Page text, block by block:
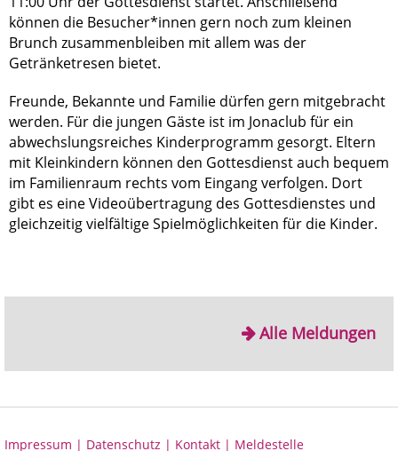
können die Besucher*innen gern noch zum kleinen
Brunch zusammenbleiben mit allem was der
Getränketresen bietet.
Freunde, Bekannte und Familie dürfen gern mitgebracht
werden. Für die jungen Gäste ist im Jonaclub für ein
abwechslungsreiches Kinderprogramm gesorgt. Eltern
mit Kleinkindern können den Gottesdienst auch bequem
im Familienraum rechts vom Eingang verfolgen. Dort
gibt es eine Videoübertragung des Gottesdienstes und
gleichzeitig vielfältige Spielmöglichkeiten für die Kinder.
Alle Meldungen
Impressum | Datenschutz | Kontakt | Meldestelle